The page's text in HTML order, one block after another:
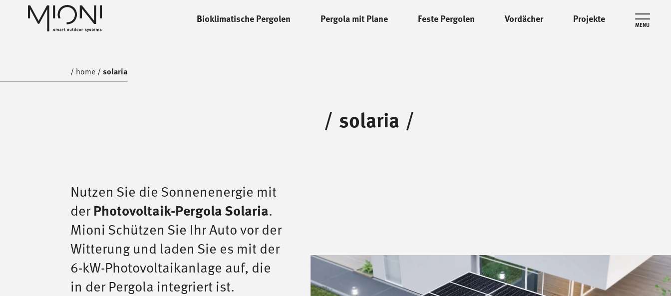
home Bioklimatische Pergolen Pergola mit Plane Feste Pergolen Vordächer Projekte MENU
/ home /solaria
/ solaria /
Nutzen Sie die Sonnenenergie mit
derPhotovoltaik-Pergola Solaria.
Mioni Schützen Sie Ihr Auto vor der
Witterung und laden Sie es mit der
6-kW-Photovoltaikanlage auf, die
in der Pergola integriert ist.